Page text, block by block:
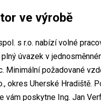
ve výrobě
s r.o. nabízí volné
plný úvazek v
Minimální požadované
okres Uherské Hradiště.
vám poskytne Ing. Jan